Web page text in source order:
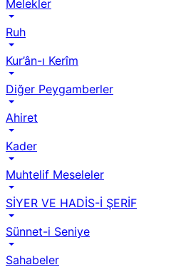
Melekler
Ruh
Kur’ân-ı Kerîm
Diğer Peygamberler
Ahiret
Kader
Muhtelif Meseleler
SİYER VE HADİS-İ ŞERİF
Sünnet-i Seniye
Sahabeler